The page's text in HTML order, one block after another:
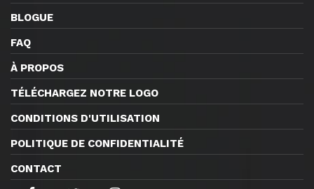
BLOGUE
FAQ
À PROPOS
TÉLÉCHARGEZ NOTRE LOGO
CONDITIONS D'UTILISATION
POLITIQUE DE CONFIDENTIALITÉ
CONTACT